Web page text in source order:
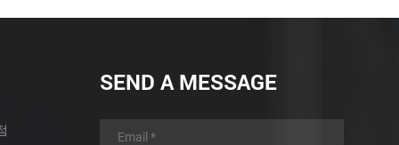
SEND A MESSAGE